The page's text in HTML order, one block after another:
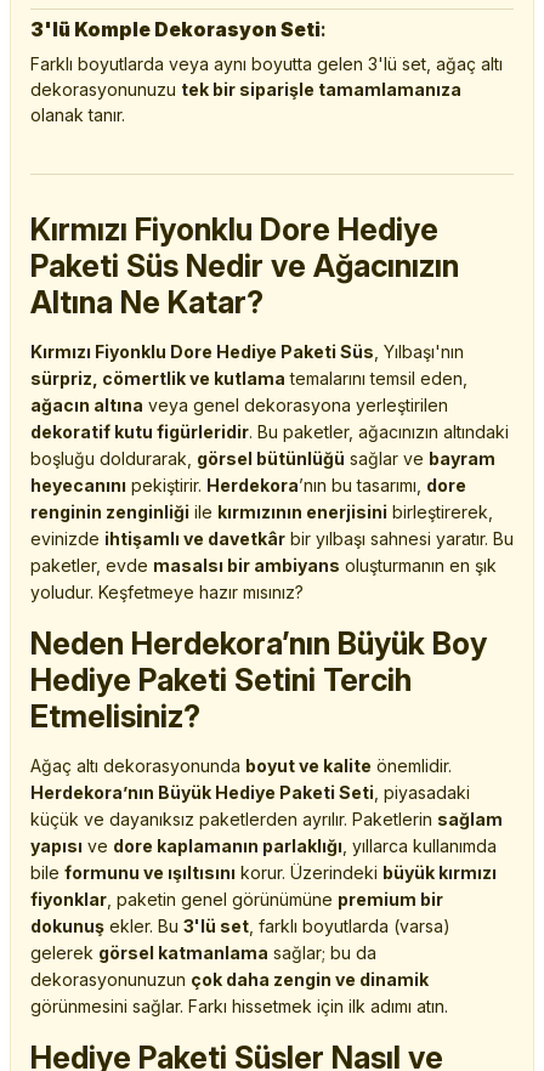
3'lü Komple Dekorasyon Seti:
Farklı boyutlarda veya aynı boyutta gelen 3'lü set, ağaç altı
dekorasyonunuzu tek bir siparişle tamamlamanıza
olanak tanır.
Kırmızı Fiyonklu Dore Hediye
Paketi Süs Nedir ve Ağacınızın
Altına Ne Katar?
Kırmızı Fiyonklu Dore Hediye Paketi Süs , Yılbaşı'nın
sürpriz, cömertlik ve kutlama temalarını temsil eden,
ağacın altına veya genel dekorasyona yerleştirilen
dekoratif kutu figürleridir. Bu paketler, ağacınızın altındaki
boşluğu doldurarak, görsel bütünlüğü sağlar ve bayram
heyecanını pekiştirir. Herdekora’nın bu tasarımı, dore
renginin zenginliği ile kırmızının enerjisini birleştirerek,
evinizde ihtişamlı ve davetkâr bir yılbaşı sahnesi yaratır. Bu
paketler, evde masalsı bir ambiyans oluşturmanın en şık
yoludur. Keşfetmeye hazır mısınız?
Neden Herdekora’nın Büyük Boy
Hediye Paketi Setini Tercih
Etmelisiniz?
Ağaç altı dekorasyonunda boyut ve kalite önemlidir.
Herdekora’nın Büyük Hediye Paketi Seti , piyasadaki
küçük ve dayanıksız paketlerden ayrılır. Paketlerin sağlam
yapısı ve dore kaplamanın parlaklığı , yıllarca kullanımda
bile formunu ve ışıltısını korur. Üzerindeki büyük kırmızı
fiyonklar , paketin genel görünümüne premium bir
dokunuş ekler. Bu 3'lü set , farklı boyutlarda (varsa)
gelerek görsel katmanlama sağlar; bu da
dekorasyonunuzun çok daha zengin ve dinamik
görünmesini sağlar. Farkı hissetmek için ilk adımı atın.
Hediye Paketi Süsler Nasıl ve